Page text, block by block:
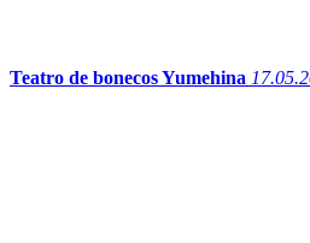
Teatro de bonecos Yumehina